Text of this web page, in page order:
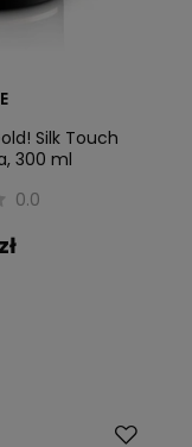
Silk Touch
300 ml
0.0